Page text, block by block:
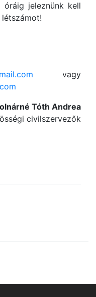
óráig jeleznünk kell
vagy
Tóth Andrea
civilszervezők